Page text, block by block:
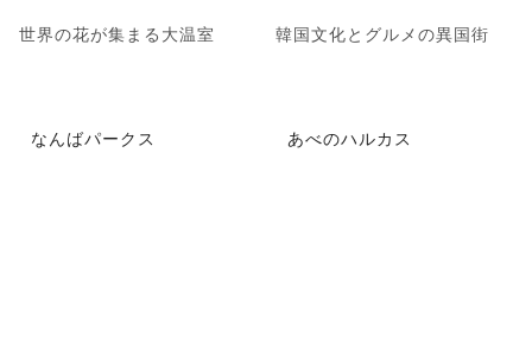
世界の花が集まる大温室 韓国文化とグルメの異国街
なんばパークス あべのハルカス